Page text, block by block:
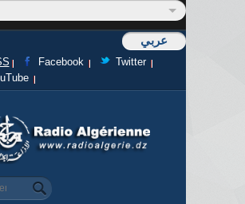
عربي
Facebook
Twitter
de recherche